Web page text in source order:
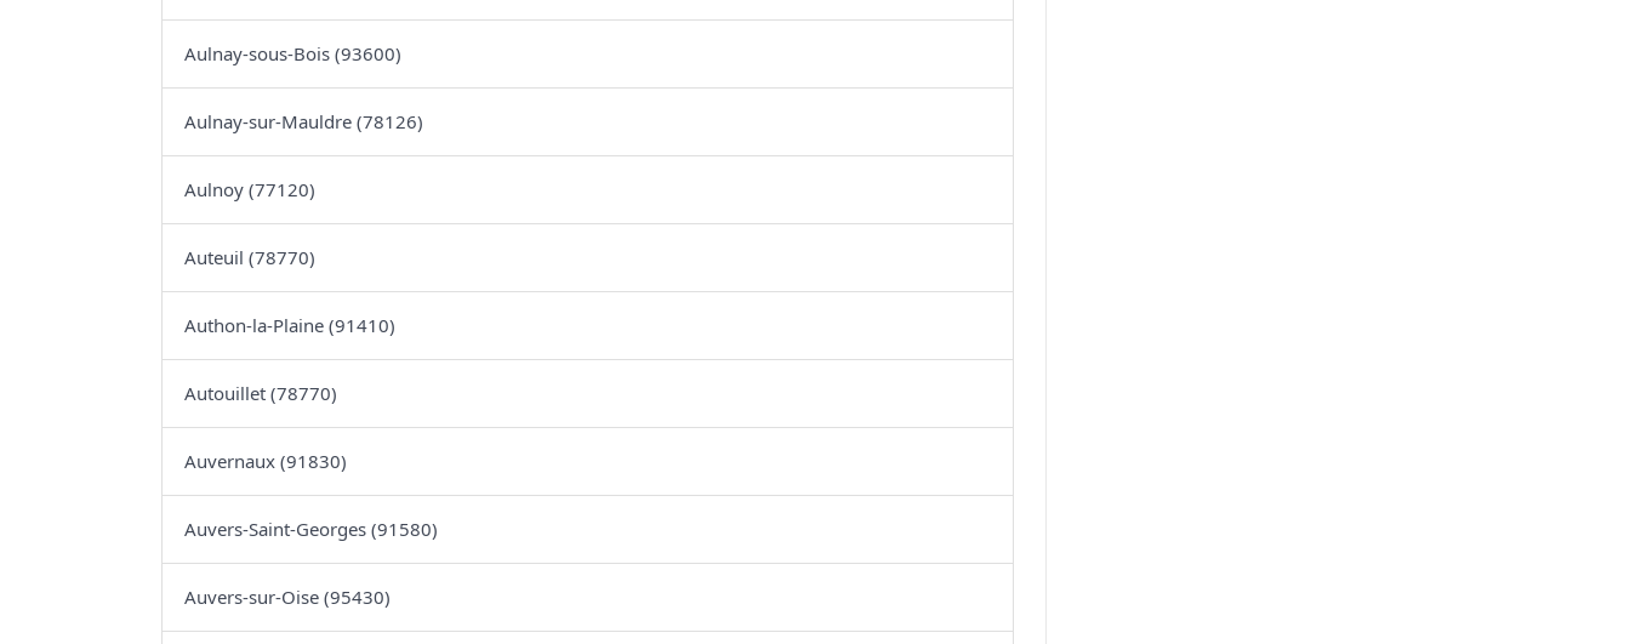
Aulnay-sous-Bois (93600)
Aulnay-sur-Mauldre (78126)
Aulnoy (77120)
Auteuil (78770)
Authon-la-Plaine (91410)
Autouillet (78770)
Auvernaux (91830)
Auvers-Saint-Georges (91580)
Auvers-sur-Oise (95430)